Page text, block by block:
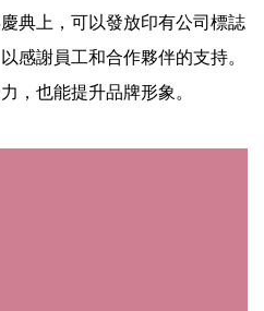
慶典上，可以發放印有公司標誌
感謝員工和合作夥伴的支持。
，也能提升品牌形象。